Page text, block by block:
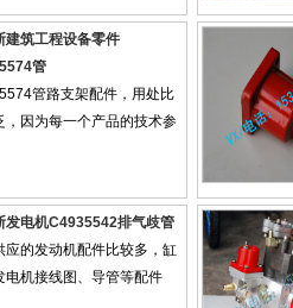
建筑工程设备零件
管
管路支架配件，用处比
，因为每一个产品的技术参
发电机C4935542排气歧管
应的发动机配件比较多，缸
电机接线图、导管等配件